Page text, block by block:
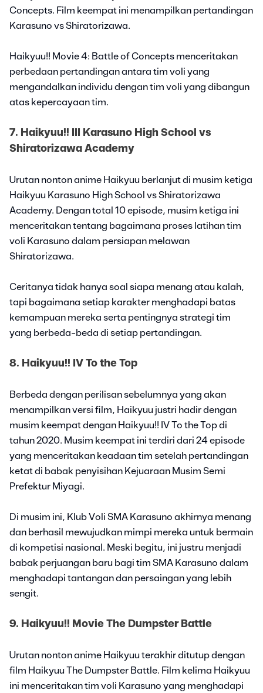
Concepts. Film keempat ini menampilkan pertandingan
Karasuno vs Shiratorizawa.
Haikyuu!! Movie 4: Battle of Concepts menceritakan
perbedaan pertandingan antara tim voli yang
mengandalkan individu dengan tim voli yang dibangun
atas kepercayaan tim.
7. Haikyuu!! III Karasuno High School vs
Shiratorizawa Academy
Urutan nonton anime Haikyuu berlanjut di musim ketiga
Haikyuu Karasuno High School vs Shiratorizawa
Academy. Dengan total 10 episode, musim ketiga ini
menceritakan tentang bagaimana proses latihan tim
voli Karasuno dalam persiapan melawan
Shiratorizawa.
Ceritanya tidak hanya soal siapa menang atau kalah,
tapi bagaimana setiap karakter menghadapi batas
kemampuan mereka serta pentingnya strategi tim
yang berbeda-beda di setiap pertandingan.
8. Haikyuu!! IV To the Top
Berbeda dengan perilisan sebelumnya yang akan
menampilkan versi film, Haikyuu justri hadir dengan
musim keempat dengan Haikyuu!! IV To the Top di
tahun 2020. Musim keempat ini terdiri dari 24 episode
yang menceritakan keadaan tim setelah pertandingan
ketat di babak penyisihan Kejuaraan Musim Semi
Prefektur Miyagi.
Di musim ini, Klub Voli SMA Karasuno akhirnya menang
dan berhasil mewujudkan mimpi mereka untuk bermain
di kompetisi nasional. Meski begitu, ini justru menjadi
babak perjuangan baru bagi tim SMA Karasuno dalam
menghadapi tantangan dan persaingan yang lebih
sengit.
9. Haikyuu!! Movie The Dumpster Battle
Urutan nonton anime Haikyuu terakhir ditutup dengan
film Haikyuu The Dumpster Battle. Film kelima Haikyuu
ini menceritakan tim voli Karasuno yang menghadapi